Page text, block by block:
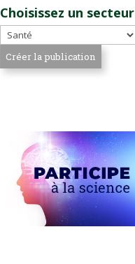
Choisissez un secteur